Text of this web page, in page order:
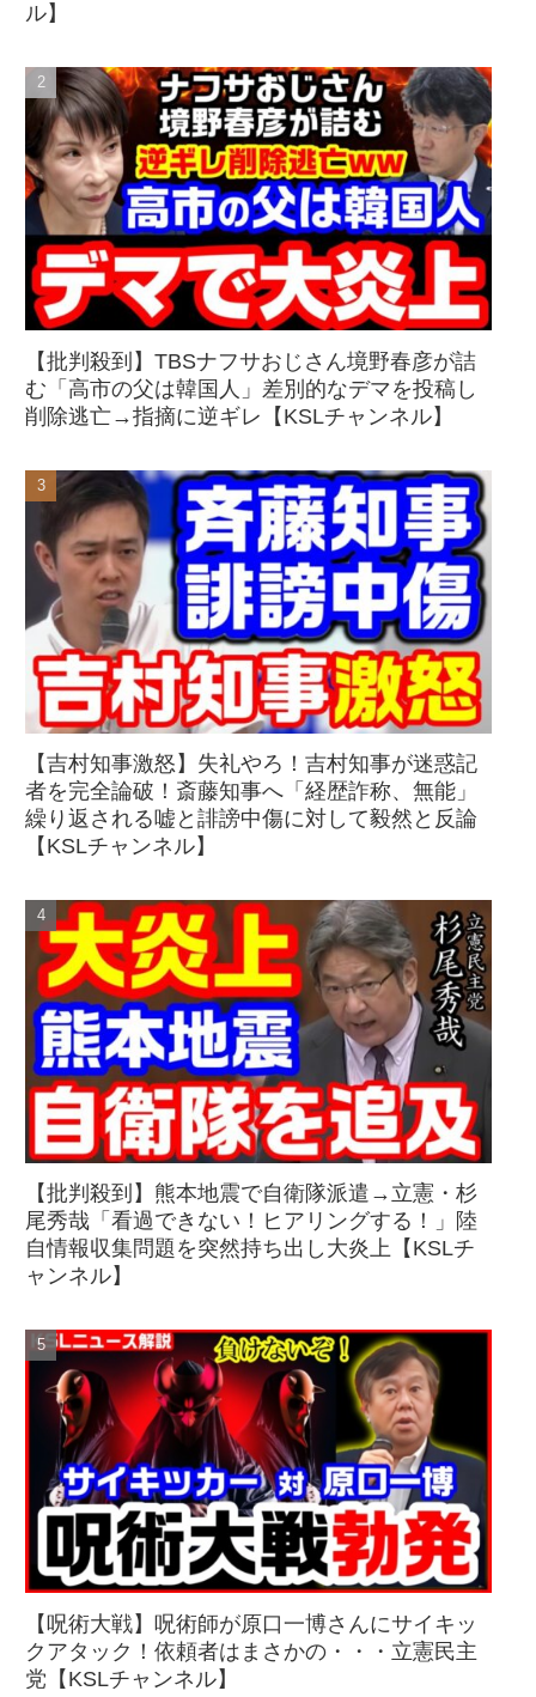
ル】
【批判殺到】TBSナフサおじさん境野春彦が詰
む「高市の父は韓国人」差別的なデマを投稿し
削除逃亡→指摘に逆ギレ【KSLチャンネル】
【吉村知事激怒】失礼やろ！吉村知事が迷惑記
者を完全論破！斎藤知事へ「経歴詐称、無能」
繰り返される嘘と誹謗中傷に対して毅然と反論
【KSLチャンネル】
【批判殺到】熊本地震で自衛隊派遣→立憲・杉
尾秀哉「看過できない！ヒアリングする！」陸
自情報収集問題を突然持ち出し大炎上【KSLチ
ャンネル】
【呪術大戦】呪術師が原口一博さんにサイキッ
クアタック！依頼者はまさかの・・・立憲民主
党【KSLチャンネル】